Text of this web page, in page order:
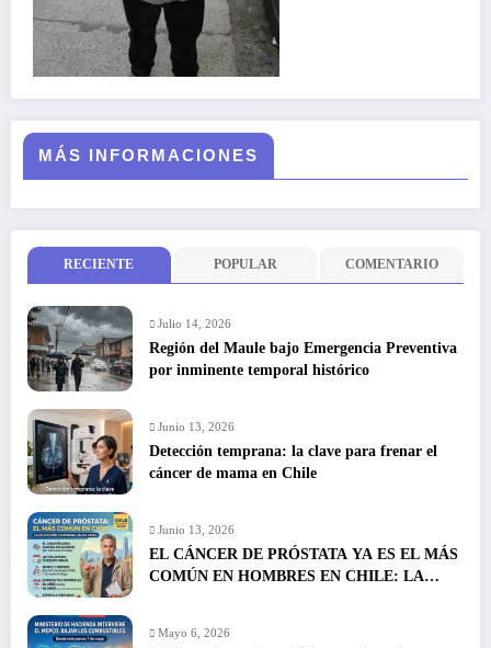
MÁS INFORMACIONES
RECIENTE POPULAR COMENTARIO
Julio 14, 2026
Región del Maule bajo Emergencia Preventiva
por inminente temporal histórico
Junio 13, 2026
Detección temprana: la clave para frenar el
cáncer de mama en Chile
Junio 13, 2026
EL CÁNCER DE PRÓSTATA YA ES EL MÁS
COMÚN EN HOMBRES EN CHILE: LA
Mayo 6, 2026